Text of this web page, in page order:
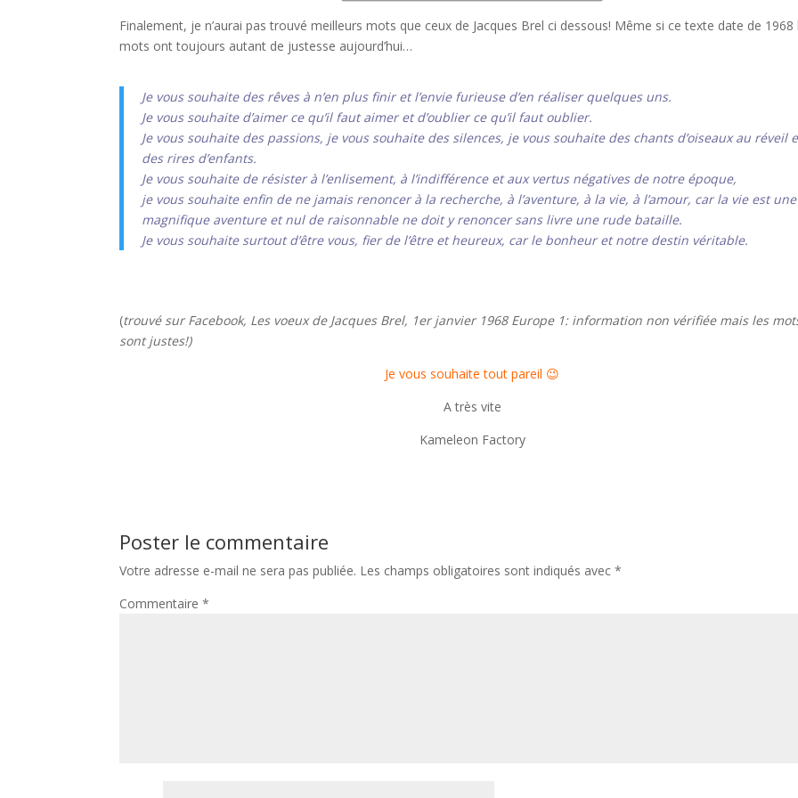
Finalement, je n’aurai pas trouvé meilleurs mots que ceux de Jacques Brel ci dessous! Même si ce texte date de 1968
mots ont toujours autant de justesse aujourd’hui…
Je vous souhaite des rêves à n’en plus finir et l’envie furieuse d’en réaliser quelques uns.
Je vous souhaite d’aimer ce qu’il faut aimer et d’oublier ce qu’il faut oublier.
Je vous souhaite des passions, je vous souhaite des silences, je vous souhaite des chants d’oiseaux au réveil
des rires d’enfants.
Je vous souhaite de résister à l’enlisement, à l’indifférence et aux vertus négatives de notre époque,
je vous souhaite enfin de ne jamais renoncer à la recherche, à l’aventure, à la vie, à l’amour, car la vie est une
magnifique aventure et nul de raisonnable ne doit y renoncer sans livre une rude bataille.
Je vous souhaite surtout d’être vous, fier de l’être et heureux, car le bonheur et notre destin véritable.
(trouvé sur Facebook, Les voeux de Jacques Brel, 1er janvier 1968 Europe 1: information non vérifiée mais les
sont justes!)
Je vous souhaite tout pareil 😉
A très vite
Kameleon Factory
Poster le commentaire
Votre adresse e-mail ne sera pas publiée. Les champs obligatoires sont indiqués avec*
Commentaire*